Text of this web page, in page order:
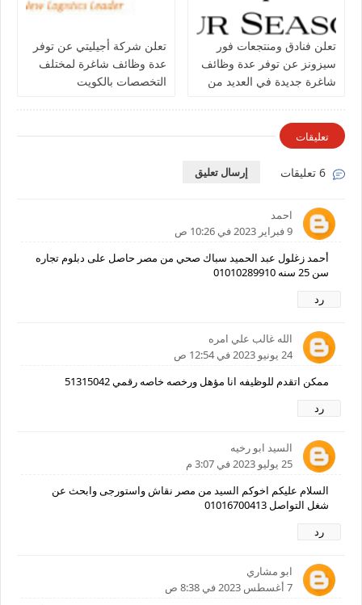
تعلن فنادق ومنتجعات فور
سيزونز‏ عن توفر عدة وظائف
شاغرة جديدة في العديد من
تعلن شركة أجيليتي عن توفر
عدة وظائف شاغرة لمختلف
التخصصات بالكويت
تعليقات
إرسال تعليق
احمد
9 فبراير 2023 في 10:26 ص
أحمد زغلول عبد الحميد سباك صحي من مصر حاصل على دبلوم تجاره
سن 25 سنه 01010289910
رد
الله غالب علي امره
24 يونيو 2023 في 12:54 ص
ممكن اتقدم للوظيفه انا مؤهل ورخصه خاصه رقمي 51315042
رد
السيد ابو رخيه
25 يوليو 2023 في 3:07 م
السلام عليكم اخوكم السيد من مصر نقاش واستورجى وابحث عن
شغل التواصل 01016700413
رد
ابو مشاري
7 أغسطس 2023 في 8:38 ص